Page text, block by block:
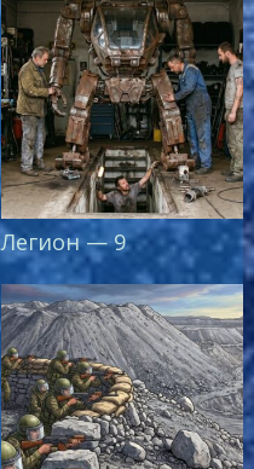
Легион — 9